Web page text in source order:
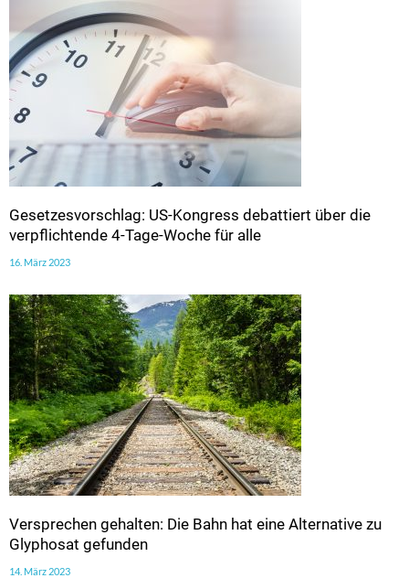
Gesetzesvorschlag: US-Kongress debattiert über die
verpflichtende 4-Tage-Woche für alle
16. März 2023
Versprechen gehalten: Die Bahn hat eine Alternative zu
Glyphosat gefunden
14. März 2023